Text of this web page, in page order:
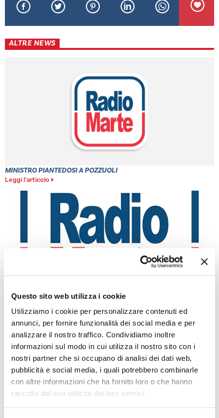
Questo sito web utilizza i cookie
Utilizziamo i cookie per personalizzare contenuti ed
annunci, per fornire funzionalità dei social media e per
analizzare il nostro traffico. Condividiamo inoltre
informazioni sul modo in cui utilizza il nostro sito con i
nostri partner che si occupano di analisi dei dati web,
pubblicità e social media, i quali potrebbero combinarle
con altre informazioni che ha fornito loro o che hanno
raccolto dal suo utilizzo dei loro servizi.
ALTRE NEWS
MINISTRO PIANTEDOSI A POZZUOLI
Leggi l'articolo
Leggi l'articolo